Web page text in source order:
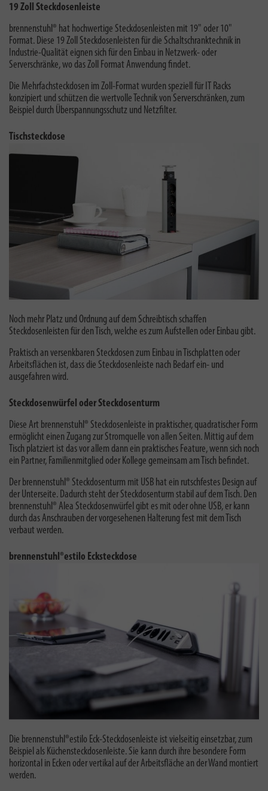
19 Zoll Steckdosenleiste
brennenstuhl® hat hochwertige Steckdosenleisten mit 19" oder 10"
Format. Diese 19 Zoll Steckdosenleisten für die Schaltschranktechnik in
Industrie-Qualität eignen sich für den Einbau in Netzwerk- oder
Serverschränke, wo das Zoll Format Anwendung findet.
Die Mehrfachsteckdosen im Zoll-Format wurden speziell für IT Racks
konzipiert und schützen die wertvolle Technik von Serverschränken, zum
Beispiel durch Überspannungsschutz und Netzfilter.
Tischsteckdose
Noch mehr Platz und Ordnung auf dem Schreibtisch schaffen
Steckdosenleisten für den Tisch, welche es zum Aufstellen oder Einbau gibt.
Praktisch an versenkbaren Steckdosen zum Einbau in Tischplatten oder
Arbeitsflächen ist, dass die Steckdosenleiste nach Bedarf ein- und
ausgefahren wird.
Steckdosenwürfel oder Steckdosenturm
Diese Art brennenstuhl® Steckdosenleiste in praktischer, quadratischer Form
ermöglicht einen Zugang zur Stromquelle von allen Seiten. Mittig auf dem
Tisch platziert ist das vor allem dann ein praktisches Feature, wenn sich noch
ein Partner, Familienmitglied oder Kollege gemeinsam am Tisch befindet.
Der brennenstuhl® Steckdosenturm mit USB hat ein rutschfestes Design auf
der Unterseite. Dadurch steht der Steckdosenturm stabil auf dem Tisch. Den
brennenstuhl® Alea Steckdosenwürfel gibt es mit oder ohne USB, er kann
durch das Anschrauben der vorgesehenen Halterung fest mit dem Tisch
verbaut werden.
brennenstuhl®estilo Ecksteckdose
Die brennenstuhl®estilo Eck-Steckdosenleiste ist vielseitig einsetzbar, zum
Beispiel als Küchensteckdosenleiste. Sie kann durch ihre besondere Form
horizontal in Ecken oder vertikal auf der Arbeitsfläche an der Wand montiert
werden.